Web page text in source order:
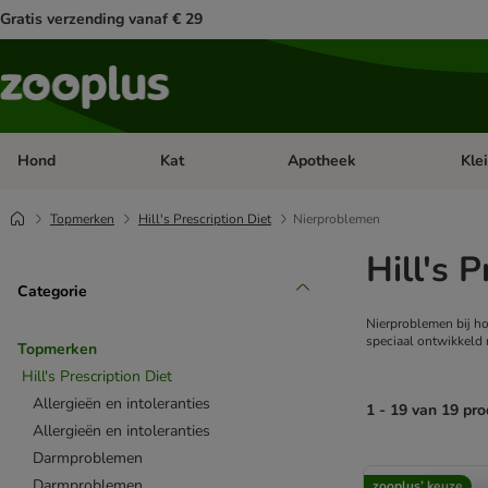
Gratis verzending vanaf € 29
Hond Open categorie menu: Hond
Kat Open categorie menu: Kat
Apotheek
Topmerken Hill's Prescription Diet Nierproblemen
Categorie
Topmerken
Hill's Prescription Diet
Allergieën en intoleranties
Allergieën en intoleranties
Darmproblemen
Hill's
Nierproblemen bij
speciaal ontwikkeld
1 - 19 van 19